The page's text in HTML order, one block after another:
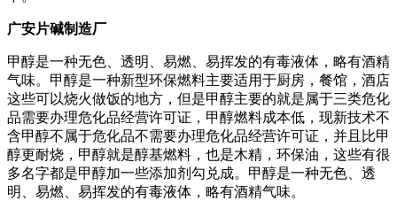
广安片碱制造厂
甲醇是一种无色、透明、易燃、易挥发的有毒液体，略有酒精
气味。甲醇是一种新型环保燃料主要适用于厨房，餐馆，酒店
这些可以烧火做饭的地方，但是甲醇主要的就是属于三类危化
品需要办理危化品经营许可证，甲醇燃料成本低，现新技术不
含甲醇不属于危化品不需要办理危化品经营许可证，并且比甲
醇更耐烧，甲醇就是醇基燃料，也是木精，环保油，这些有很
多名字都是甲醇加一些添加剂勾兑成。甲醇是一种无色、透
明、易燃、易挥发的有毒液体，略有酒精气味。